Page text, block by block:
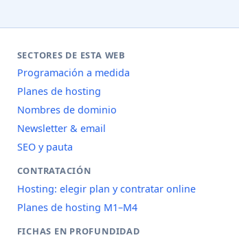
SECTORES DE ESTA WEB
Programación a medida
Planes de hosting
Nombres de dominio
Newsletter & email
SEO y pauta
CONTRATACIÓN
Hosting: elegir plan y contratar online
Planes de hosting M1–M4
FICHAS EN PROFUNDIDAD